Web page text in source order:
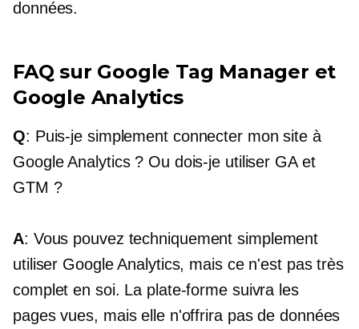
données.
FAQ sur Google Tag Manager et
Google Analytics
Q: Puis-je simplement connecter mon site à
Google Analytics ? Ou dois-je utiliser GA et
GTM ?
A: Vous pouvez techniquement simplement
utiliser Google Analytics, mais ce n'est pas très
complet en soi. La plate-forme suivra les
pages vues, mais elle n'offrira pas de données